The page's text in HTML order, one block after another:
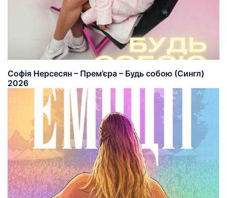
Софія Нерсесян – Прем’єра – Будь собою (Сингл)
2026